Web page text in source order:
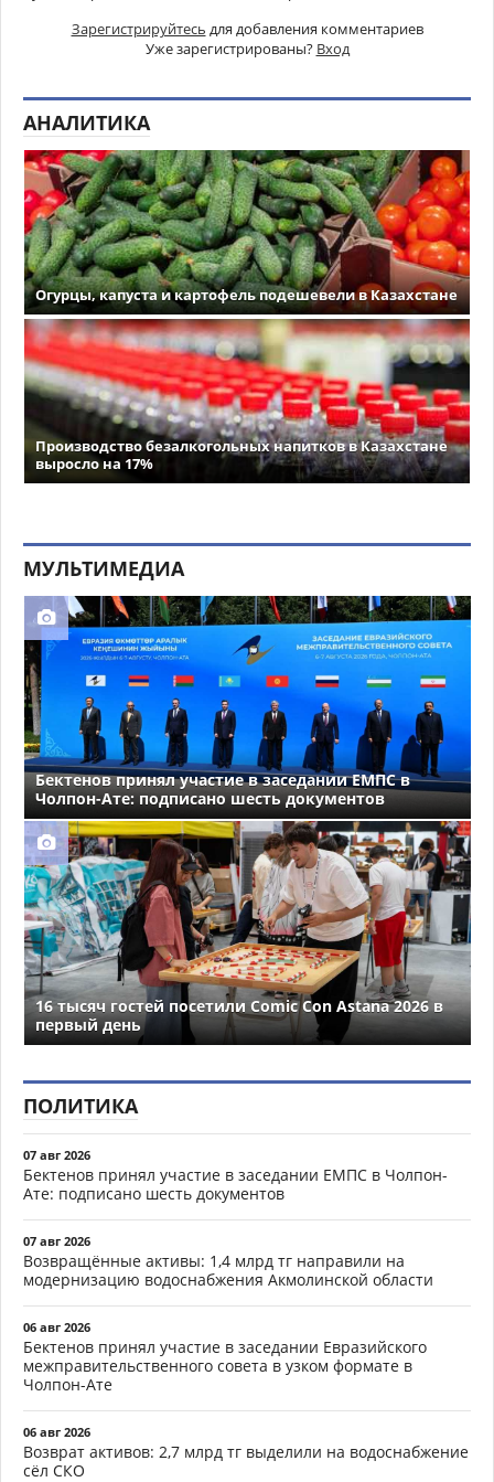
Зарегистрируйтесь для добавления комментариев
Уже зарегистрированы? Вход
АНАЛИТИКА
Огурцы, капуста и картофель подешевели в Казахстане
Производство безалкогольных напитков в Казахстане
выросло на 17%
МУЛЬТИМЕДИА
Бектенов принял участие в заседании ЕМПС в
Чолпон-Ате: подписано шесть документов
16 тысяч гостей посетили Comic Con Astana 2026 в
первый день
ПОЛИТИКА
07 авг 2026
Бектенов принял участие в заседании ЕМПС в Чолпон-
Ате: подписано шесть документов
07 авг 2026
Возвращённые активы: 1,4 млрд тг направили на
модернизацию водоснабжения Акмолинской области
06 авг 2026
Бектенов принял участие в заседании Евразийского
межправительственного совета в узком формате в
Чолпон-Ате
06 авг 2026
Возврат активов: 2,7 млрд тг выделили на водоснабжение
сёл СКО